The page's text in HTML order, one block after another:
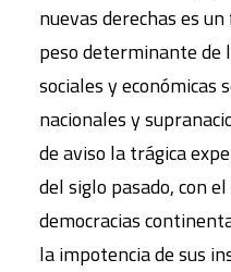
nuevas derechas es
peso determinante de
sociales y económicas
nacionales y
de aviso la trágica
del siglo pasado, con
democracias
la impotencia de sus